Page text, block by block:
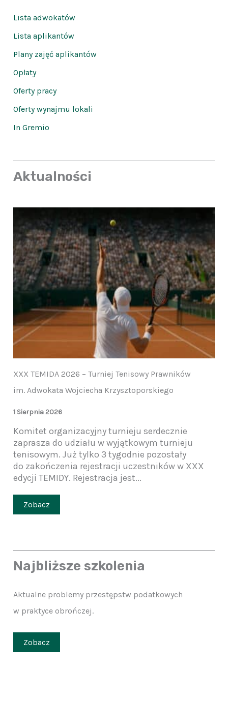
Lista adwokatów
Lista aplikantów
Plany zajęć aplikantów
Opłaty
Oferty pracy
Oferty wynajmu lokali
In Gremio
Aktualności
XXX TEMIDA 2026 – Turniej Tenisowy Prawników
im. Adwokata Wojciecha Krzysztoporskiego
1 Sierpnia 2026
Komitet organizacyjny turnieju serdecznie
zaprasza do udziału w wyjątkowym turnieju
tenisowym. Już tylko 3 tygodnie pozostały
do zakończenia rejestracji uczestników w XXX
edycji TEMIDY. Rejestracja jest...
Zobacz
Najbliższe szkolenia
Aktualne problemy przestępstw podatkowych
w praktyce obrończej.
Zobacz